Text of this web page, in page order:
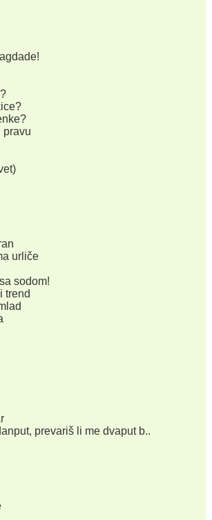
pravu
urliče
sodom!
trend
prevariš li me dvaput b..